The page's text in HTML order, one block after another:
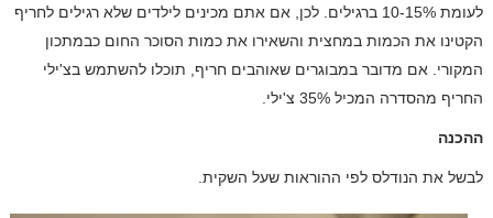
לעומת 10-15% ברגילים. לכן, אם אתם מכינים לילדים שלא רגילים לחריף
הקטינו את הכמות במחצית והשאירו את כמות הסוכר החום כבמתכון
המקורי. אם מדובר במבוגרים שאוהבים חריף, תוכלו להשתמש בצ'ילי
החריף מהסדרה המכיל 35% צ'ילי.
ההכנה
לבשל את הנודלס לפי ההוראות שעל השקית.